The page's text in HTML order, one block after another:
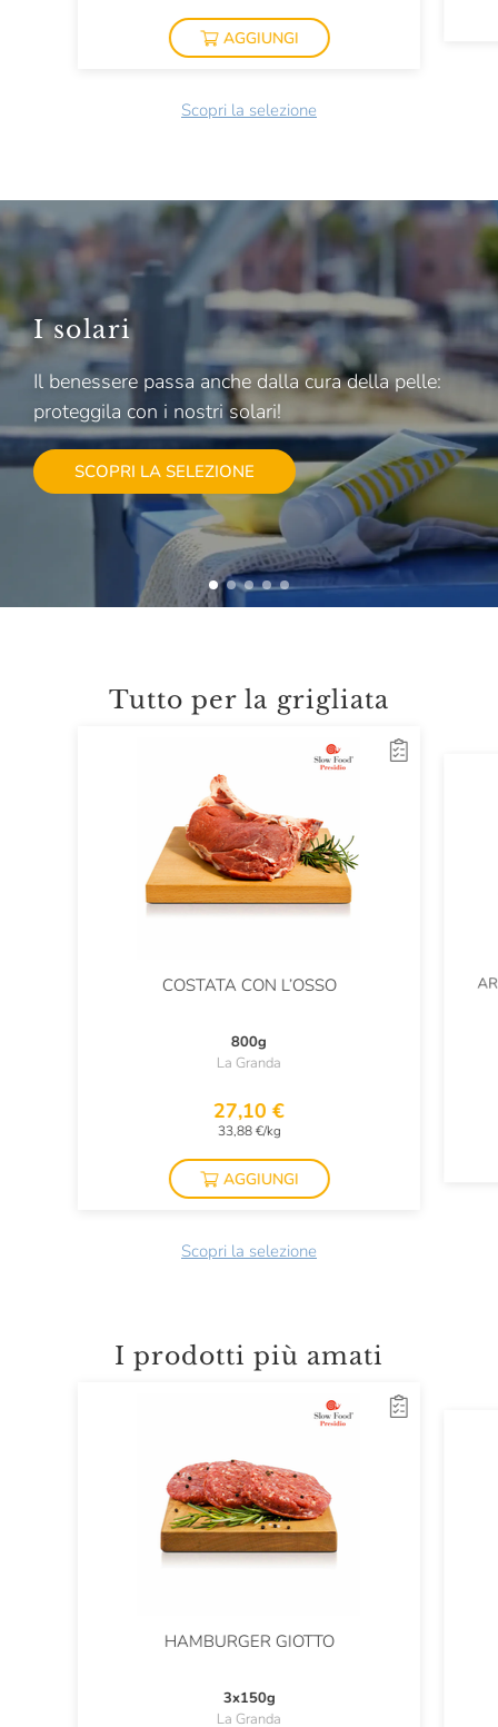
AGGIUNGI
Scopri la selezione
I solari
Il benessere passa anche dalla cura della pelle:
proteggila con i nostri solari!
SCOPRI LA SELEZIONE
Tutto per la grigliata
COSTATA CON L’OSSO
800g
La Granda
27,10 €
33,88 €/kg
AGGIUNGI
Scopri la selezione
I prodotti più amati
HAMBURGER GIOTTO
3x150g
La Granda